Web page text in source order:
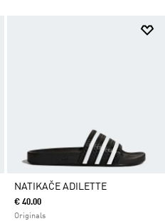
NATIKAČE ADILETTE
€ 40.00
Originals